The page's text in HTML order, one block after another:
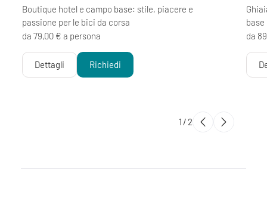
Boutique hotel e campo base: stile, piacere e
passione per le bici da corsa
da 79,00 € a persona
Dettagli Richiedi
da
1 / 2